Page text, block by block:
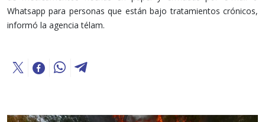
Whatsapp para personas que están bajo tratamientos crónicos,
informó la agencia télam.